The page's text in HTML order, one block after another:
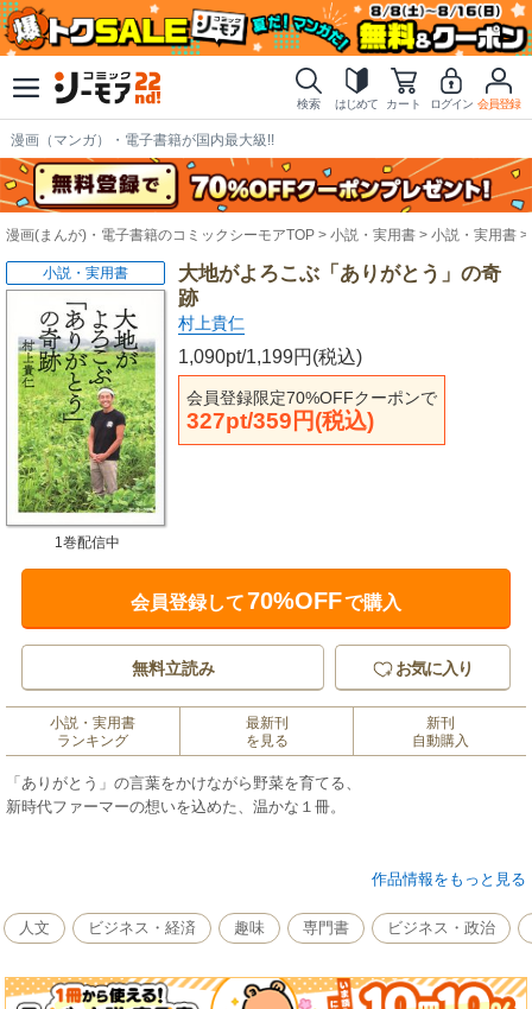
検索 はじめて カート ログイン 会員登録
漫画（マンガ）・電子書籍が国内最大級!!
漫画(まんが)・電子書籍のコミックシーモアTOP 小説・実用書 小説・実用書
大地がよろこぶ「ありがとう」の奇
跡
村上貴仁
1,090pt/1,199円(税込)
会員登録限定70%OFFクーポンで
327pt/359円(税込)
小説・実用書
1巻配信中
会員登録して70%OFFで購入
無料立読み お気に入り
小説・実用書
ランキング
最新刊
を見る
新刊
自動購入
「ありがとう」の言葉をかけながら野菜を育てる、
新時代ファーマーの想いを込めた、温かな１冊。
東京ドームの面積の４倍はゆうにある北海道洞爺の「佐々木ファーム」。
んは、最愛の息子を突然死で失う体験をきっかけに、自分の人生観を根本
から見つめ直します。
けなくなる日々。
作品情報をもっと見る
人文 ビジネス・経済 趣味 専門書 ビジネス・政治